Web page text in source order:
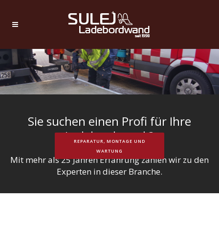
REPARATUR, MONTAGE UND
WARTUNG
Sie suchen einen Profi für Ihre
Ladebordwand ?
Mit mehr als 25 Jahren Erfahrung zählen wir zu den
Experten in dieser Branche.